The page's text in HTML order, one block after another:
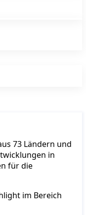
73 Ländern und
in
für die
im Bereich